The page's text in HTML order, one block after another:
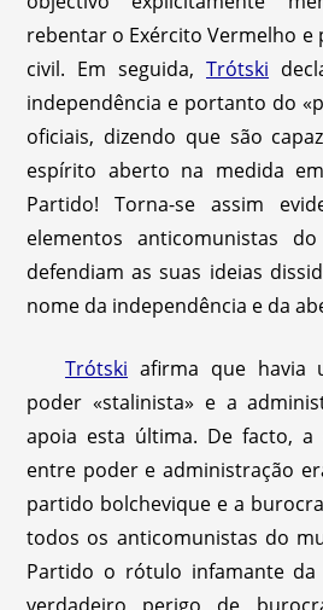
rebentar o Exército Vermelho
civil. Em seguida, Trótski
independência e portanto do
oficiais, dizendo que são
espírito aberto na medida
Partido! Torna-se assim
elementos anticomunistas
defendiam as suas ideias
nome da independência e da
Trótski afirma que havia
poder «stalinista» e a
apoia esta última. De facto, a
entre poder e administração
partido bolchevique e a
todos os anticomunistas do
Partido o rótulo infamante da